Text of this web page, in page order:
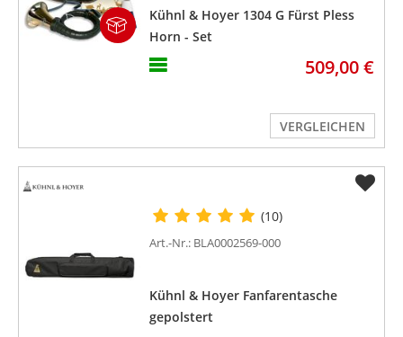
Kühnl & Hoyer 1304 G Fürst Pless
Horn - Set
509,00 €
VERGLEICHEN
(10)
Art.-Nr.: BLA0002569-000
Kühnl & Hoyer Fanfarentasche
gepolstert